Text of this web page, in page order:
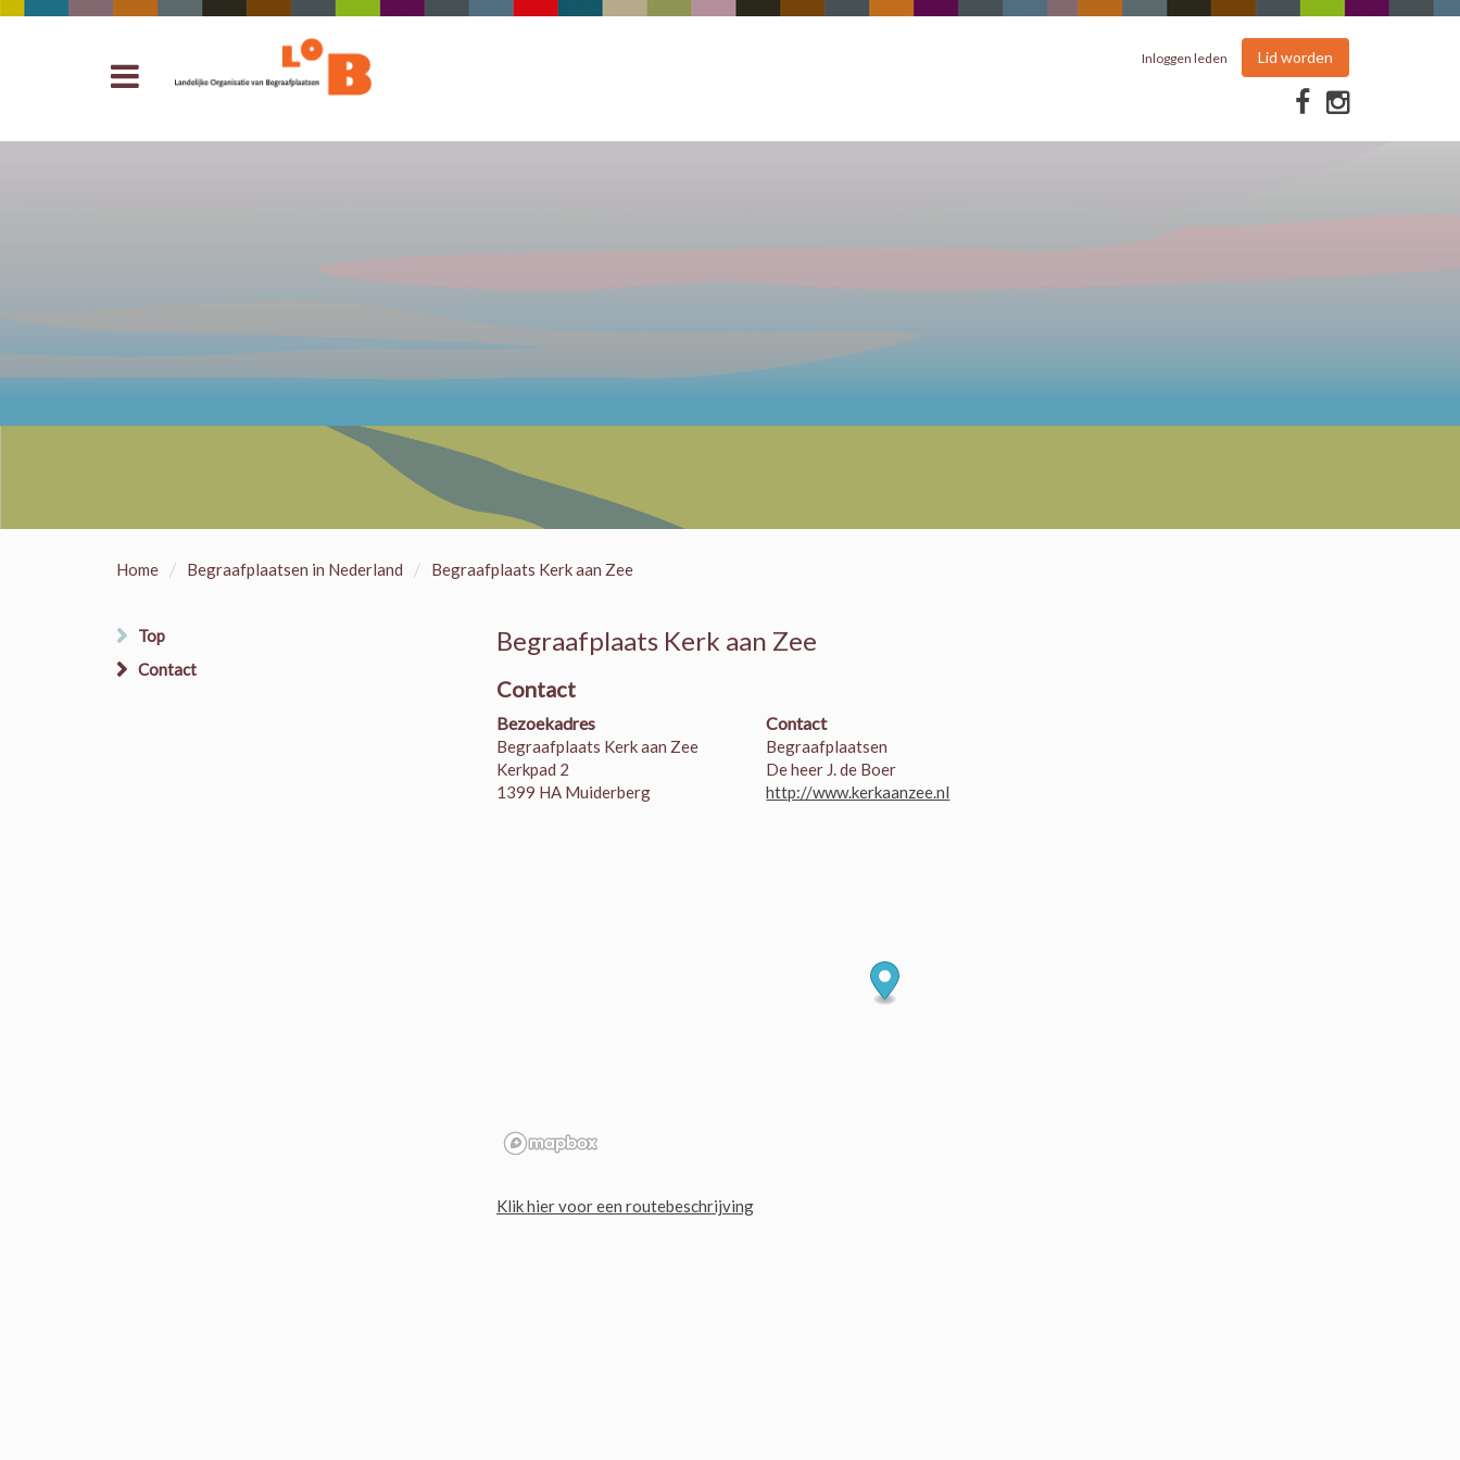
Inloggen leden Lid worden
Home / Begraafplaatsen in Nederland / Begraafplaats Kerk aan Zee
Top
Contact
Begraafplaats Kerk aan Zee
Contact
Bezoekadres
Begraafplaats Kerk aan Zee
Kerkpad 2
1399 HA Muiderberg
Contact
Begraafplaatsen
De heer J. de Boer
http://www.kerkaanzee.nl
Klik hier voor een routebeschrijving